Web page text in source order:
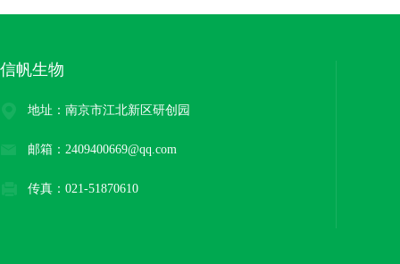
信帆生物
地址：南京市江北新区研创园
邮箱：2409400669@qq.com
传真：021-51870610